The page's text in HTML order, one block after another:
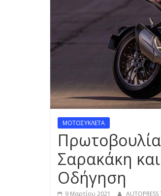
S
S
,
ΜΟΤΟΣΥΚΛΕΤΑ
Σαρακάκη
Οδήγηση
9 Μαρτίου 2021 AUTOPRESS